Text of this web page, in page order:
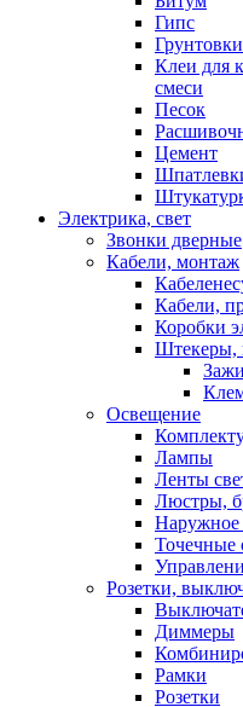
Гипс
Грунтовки
Клеи для
смеси
Песок
Цемент
Электрика, свет
Звонки дверные
Кабели, монтаж
Кабели,
Коробки
Штекеры,
Освещение
Лампы
Ленты
Люстры,
Наружное
Точечные
Розетки,
Диммеры
Рамки
Розетки